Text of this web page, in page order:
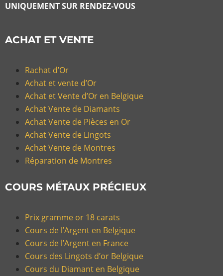
UNIQUEMENT SUR RENDEZ-VOUS
ACHAT ET VENTE
Rachat d’Or
Achat et vente d’Or
Achat et Vente d’Or en Belgique
Achat Vente de Diamants
Achat Vente de Pièces en Or
Achat Vente de Lingots
Achat Vente de Montres
Réparation de Montres
COURS MÉTAUX PRÉCIEUX
Prix gramme or 18 carats
Cours de l’Argent en Belgique
Cours de l’Argent en France
Cours des Lingots d’or Belgique
Cours du Diamant en Belgique